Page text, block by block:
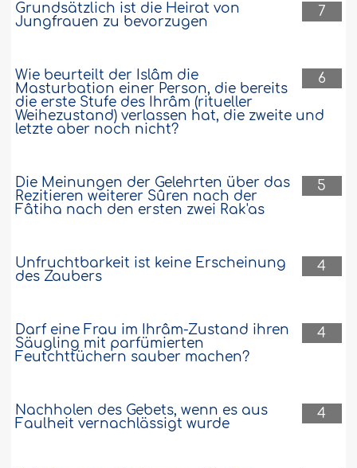
7
Grundsätzlich ist die Heirat von
Jungfrauen zu bevorzugen
6
Wie beurteilt der Islâm die
Masturbation einer Person, die bereits
die erste Stufe des Ihrâm (ritueller
Weihezustand) verlassen hat, die zweite und
letzte aber noch nicht?
5
Die Meinungen der Gelehrten über das
Rezitieren weiterer Sûren nach der
Fâtiha nach den ersten zwei Rak'as
4
Unfruchtbarkeit ist keine Erscheinung
des Zaubers
4
Darf eine Frau im Ihrâm-Zustand ihren
Säugling mit parfümierten
Feutchttüchern sauber machen?
4
Nachholen des Gebets, wenn es aus
Faulheit vernachlässigt wurde